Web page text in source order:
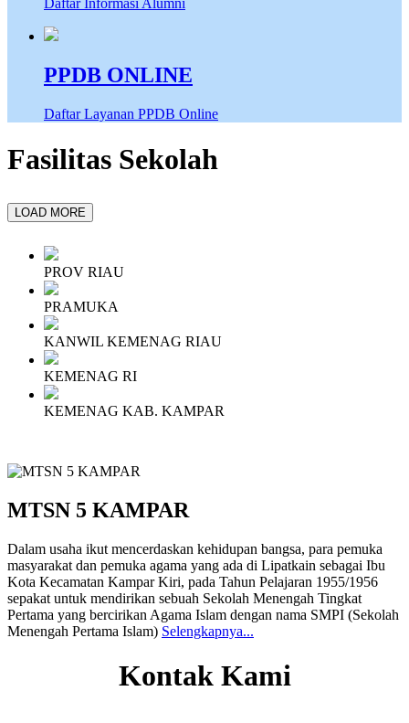
Daftar Informasi Alumni
PPDB ONLINE
Daftar Layanan PPDB Online
Fasilitas Sekolah
LOAD MORE
PROV RIAU
PRAMUKA
KANWIL KEMENAG RIAU
KEMENAG RI
KEMENAG KAB. KAMPAR
MTSN 5 KAMPAR
Dalam usaha ikut mencerdaskan kehidupan bangsa, para pemuka
masyarakat dan pemuka agama yang ada di Lipatkain sebagai Ibu
Kota Kecamatan Kampar Kiri, pada Tahun Pelajaran 1955/1956
sepakat untuk mendirikan sebuah Sekolah Menengah Tingkat
Pertama yang bercirikan Agama Islam dengan nama SMPI (Sekolah
Menengah Pertama Islam) Selengkapnya...
Kontak Kami